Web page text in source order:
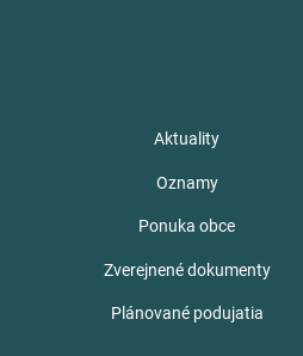
Aktuality
Oznamy
Ponuka obce
Zverejnené dokumenty
Plánované podujatia